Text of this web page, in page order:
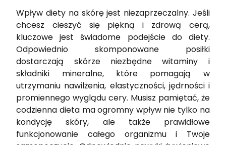
Wpływ diety na skórę jest niezaprzeczalny. Jeśli
chcesz cieszyć się piękną i zdrową cerą,
kluczowe jest świadome podejście do diety.
Odpowiednio skomponowane posiłki
dostarczają skórze niezbędne witaminy i
składniki mineralne, które pomagają w
utrzymaniu nawilżenia, elastyczności, jędrności i
promiennego wyglądu cery. Musisz pamiętać, że
codzienna dieta ma ogromny wpływ nie tylko na
kondycję skóry, ale także prawidłowe
funkcjonowanie całego organizmu i Twoje